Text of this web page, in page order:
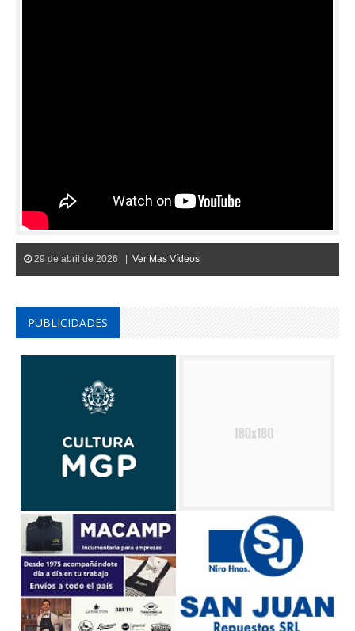
29 de abril de 2026 | Ver Mas Vídeos
PUBLICIDADES